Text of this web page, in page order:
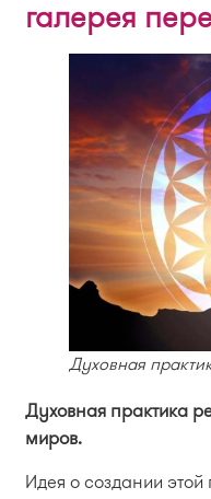
галерея
Духовная
Духовная практика
миров.
Идея о создании